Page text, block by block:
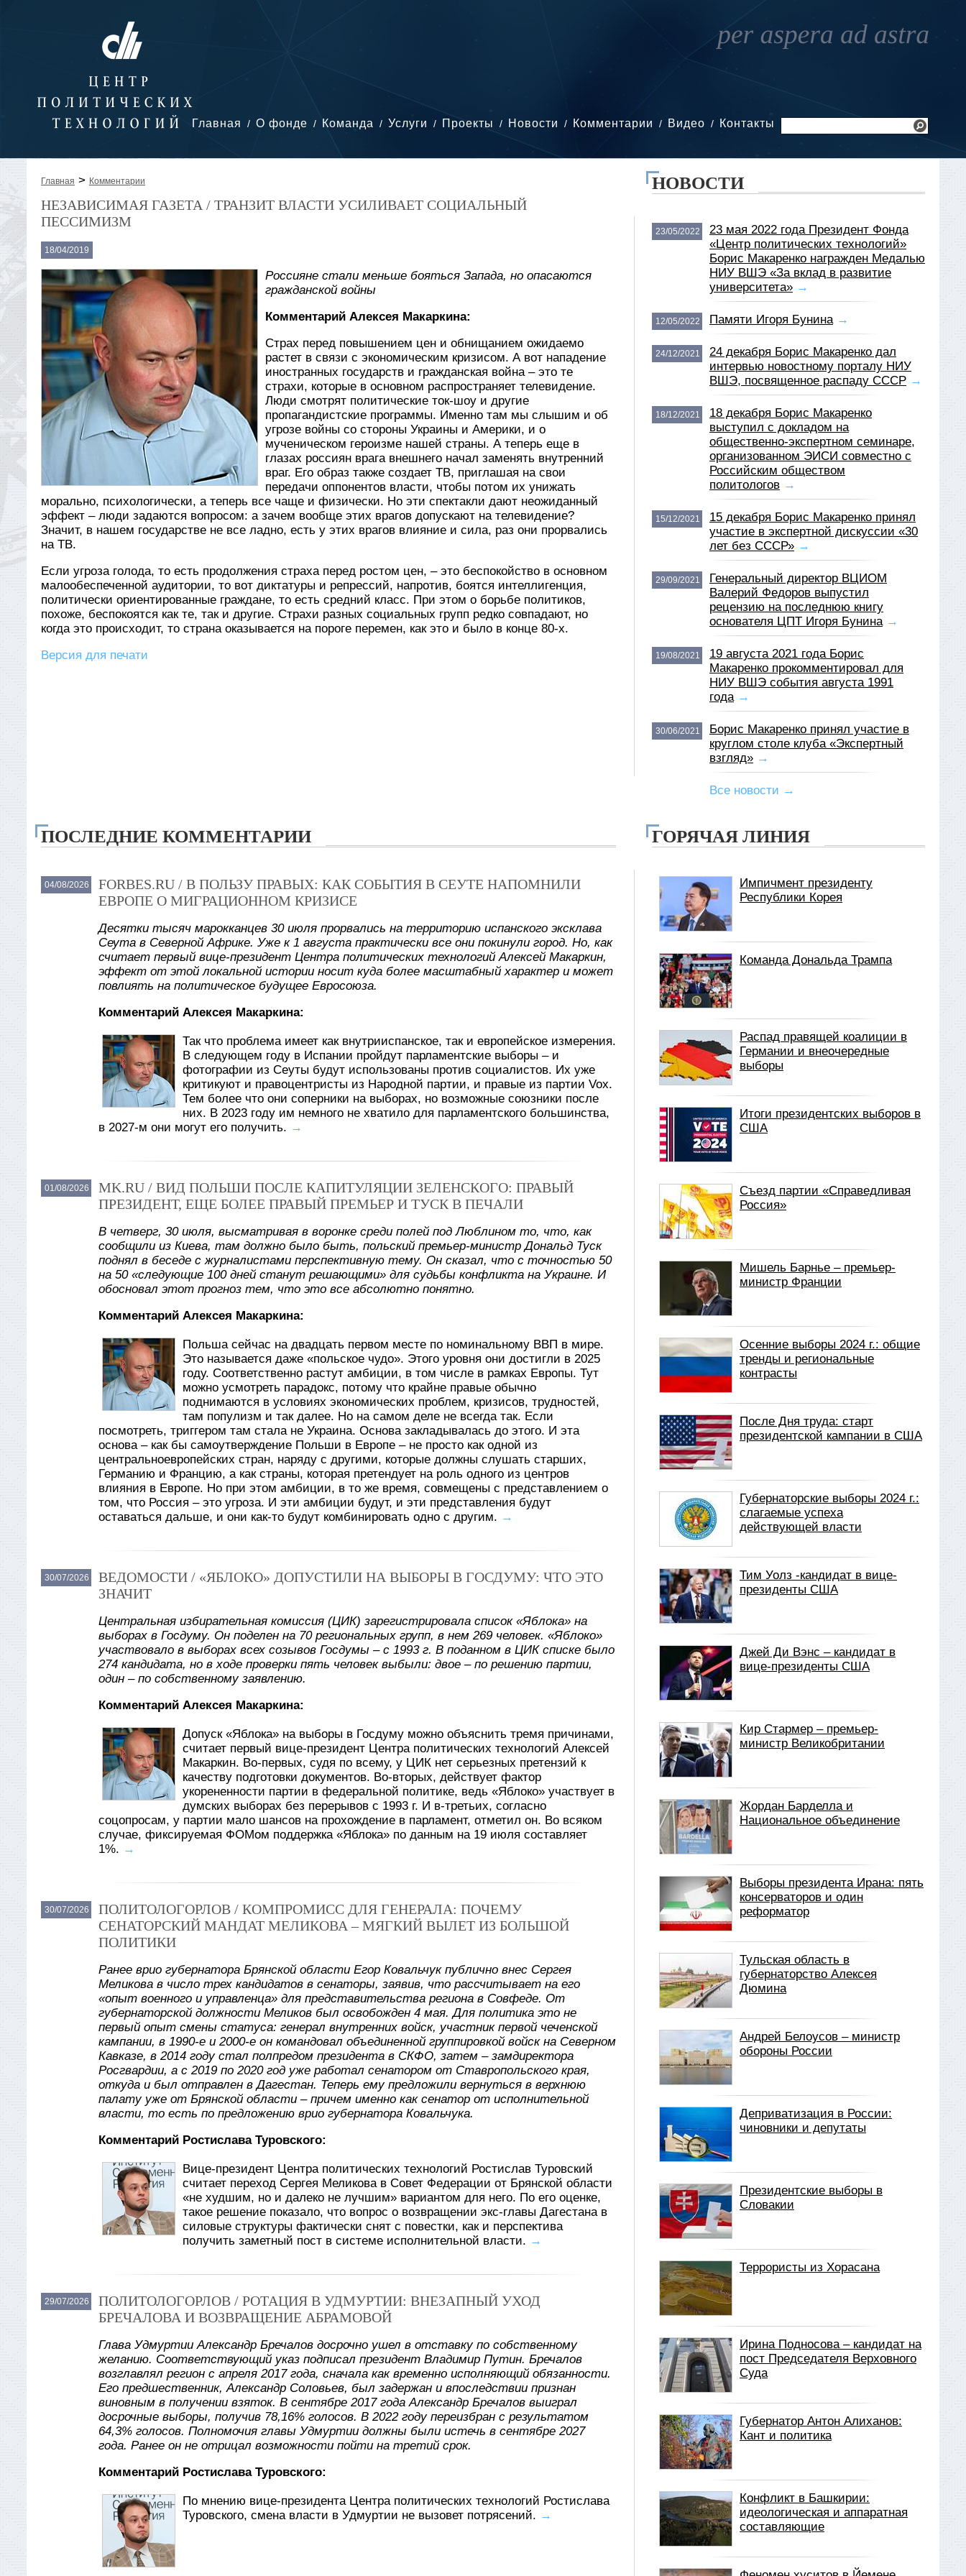
Главная О фонде Команда Услуги Проекты Новости Комментарии Видео Контакты
Главная > Комментарии
НЕЗАВИСИМАЯ ГАЗЕТА / ТРАНЗИТ ВЛАСТИ УСИЛИВАЕТ СОЦИАЛЬНЫЙ
ПЕССИМИЗМ
18/04/2019
Россияне стали меньше бояться Запада, но опасаются
гражданской войны
Комментарий Алексея Макаркина:
Страх перед повышением цен и обнищанием ожидаемо
растет в связи с экономическим кризисом. А вот нападение
иностранных государств и гражданская война – это те
страхи, которые в основном распространяет телевидение.
Люди смотрят политические ток-шоу и другие
пропагандистские программы. Именно там мы слышим и об
угрозе войны со стороны Украины и Америки, и о
мученическом героизме нашей страны. А теперь еще в
глазах россиян врага внешнего начал заменять внутренний
враг. Его образ также создает ТВ, приглашая на свои
передачи оппонентов власти, чтобы потом их унижать
морально, психологически, а теперь все чаще и физически. Но эти спектакли дают неожиданный
эффект – люди задаются вопросом: а зачем вообще этих врагов допускают на телевидение?
Значит, в нашем государстве не все ладно, есть у этих врагов влияние и сила, раз они прорвались
на ТВ.
Если угроза голода, то есть продолжения страха перед ростом цен, – это беспокойство в основном
малообеспеченной аудитории, то вот диктатуры и репрессий, напротив, боятся интеллигенция,
политически ориентированные граждане, то есть средний класс. При этом о борьбе политиков,
похоже, беспокоятся как те, так и другие. Страхи разных социальных групп редко совпадают, но
когда это происходит, то страна оказывается на пороге перемен, как это и было в конце 80-х.
Версия для печати
НОВОСТИ
23/05/2022
23 мая 2022 года Президент Фонда
«Центр политических технологий»
Борис Макаренко награжден Медалью
НИУ ВШЭ «За вклад в развитие
университета» →
12/05/2022 Памяти Игоря Бунина →
24/12/2021
24 декабря Борис Макаренко дал
интервью новостному порталу НИУ
ВШЭ, посвященное распаду СССР →
18/12/2021
18 декабря Борис Макаренко
выступил с докладом на
общественно-экспертном семинаре,
организованном ЭИСИ совместно с
Российским обществом
политологов →
15/12/2021
15 декабря Борис Макаренко принял
участие в экспертной дискуссии «30
лет без СССР» →
29/09/2021
Генеральный директор ВЦИОМ
Валерий Федоров выпустил
рецензию на последнюю книгу
основателя ЦПТ Игоря Бунина →
19/08/2021
19 августа 2021 года Борис
Макаренко прокомментировал для
НИУ ВШЭ события августа 1991
года →
30/06/2021
Борис Макаренко принял участие в
круглом столе клуба «Экспертный
взгляд» →
Все новости →
ПОСЛЕДНИЕ КОММЕНТАРИИ
04/08/2026
FORBES.RU / В ПОЛЬЗУ ПРАВЫХ: КАК СОБЫТИЯ В СЕУТЕ НАПОМНИЛИ
ЕВРОПЕ О МИГРАЦИОННОМ КРИЗИСЕ
Десятки тысяч марокканцев 30 июля прорвались на территорию испанского эксклава
Сеута в Северной Африке. Уже к 1 августа практически все они покинули город. Но, как
считает первый вице-президент Центра политических технологий Алексей Макаркин,
эффект от этой локальной истории носит куда более масштабный характер и может
повлиять на политическое будущее Евросоюза.
Комментарий Алексея Макаркина:
Так что проблема имеет как внутрииспанское, так и европейское измерения.
В следующем году в Испании пройдут парламентские выборы – и
фотографии из Сеуты будут использованы против социалистов. Их уже
критикуют и правоцентристы из Народной партии, и правые из партии Vox.
Тем более что они соперники на выборах, но возможные союзники после
них. В 2023 году им немного не хватило для парламентского большинства,
в 2027-м они могут его получить. →
01/08/2026
MK.RU / ВИД ПОЛЬШИ ПОСЛЕ КАПИТУЛЯЦИИ ЗЕЛЕНСКОГО: ПРАВЫЙ
ПРЕЗИДЕНТ, ЕЩЕ БОЛЕЕ ПРАВЫЙ ПРЕМЬЕР И ТУСК В ПЕЧАЛИ
В четверг, 30 июля, высматривая в воронке среди полей под Люблином то, что, как
сообщили из Киева, там должно было быть, польский премьер-министр Дональд Туск
поднял в беседе с журналистами перспективную тему. Он сказал, что с точностью 50
на 50 «следующие 100 дней станут решающими» для судьбы конфликта на Украине. И
обосновал этот прогноз тем, что это все абсолютно понятно.
Комментарий Алексея Макаркина:
Польша сейчас на двадцать первом месте по номинальному ВВП в мире.
Это называется даже «польское чудо». Этого уровня они достигли в 2025
году. Соответственно растут амбиции, в том числе в рамках Европы. Тут
можно усмотреть парадокс, потому что крайне правые обычно
поднимаются в условиях экономических проблем, кризисов, трудностей,
там популизм и так далее. Но на самом деле не всегда так. Если
посмотреть, триггером там стала не Украина. Основа закладывалась до этого. И эта
основа – как бы самоутверждение Польши в Европе – не просто как одной из
центральноевропейских стран, наряду с другими, которые должны слушать старших,
Германию и Францию, а как страны, которая претендует на роль одного из центров
влияния в Европе. Но при этом амбиции, в то же время, совмещены с представлением о
том, что Россия – это угроза. И эти амбиции будут, и эти представления будут
оставаться дальше, и они как-то будут комбинировать одно с другим. →
30/07/2026
ВЕДОМОСТИ / «ЯБЛОКО» ДОПУСТИЛИ НА ВЫБОРЫ В ГОСДУМУ: ЧТО ЭТО
ЗНАЧИТ
Центральная избирательная комиссия (ЦИК) зарегистрировала список «Яблока» на
выборах в Госдуму. Он поделен на 70 региональных групп, в нем 269 человек. «Яблоко»
участвовало в выборах всех созывов Госдумы – с 1993 г. В поданном в ЦИК списке было
274 кандидата, но в ходе проверки пять человек выбыли: двое – по решению партии,
один – по собственному заявлению.
Комментарий Алексея Макаркина:
Допуск «Яблока» на выборы в Госдуму можно объяснить тремя причинами,
считает первый вице-президент Центра политических технологий Алексей
Макаркин. Во-первых, судя по всему, у ЦИК нет серьезных претензий к
качеству подготовки документов. Во-вторых, действует фактор
укорененности партии в федеральной политике, ведь «Яблоко» участвует в
думских выборах без перерывов с 1993 г. И в-третьих, согласно
соцопросам, у партии мало шансов на прохождение в парламент, отметил он. Во всяком
случае, фиксируемая ФОМом поддержка «Яблока» по данным на 19 июля составляет
1%. →
30/07/2026
ПОЛИТОЛОГОРЛОВ / КОМПРОМИСС ДЛЯ ГЕНЕРАЛА: ПОЧЕМУ
СЕНАТОРСКИЙ МАНДАТ МЕЛИКОВА – МЯГКИЙ ВЫЛЕТ ИЗ БОЛЬШОЙ
ПОЛИТИКИ
Ранее врио губернатора Брянской области Егор Ковальчук публично внес Сергея
Меликова в число трех кандидатов в сенаторы, заявив, что рассчитывает на его
«опыт военного и управленца» для представительства региона в Совфеде. От
губернаторской должности Меликов был освобожден 4 мая. Для политика это не
первый опыт смены статуса: генерал внутренних войск, участник первой чеченской
кампании, в 1990-е и 2000-е он командовал объединенной группировкой войск на Северном
Кавказе, в 2014 году стал полпредом президента в СКФО, затем – замдиректора
Росгвардии, а с 2019 по 2020 год уже работал сенатором от Ставропольского края,
откуда и был отправлен в Дагестан. Теперь ему предложили вернуться в верхнюю
палату уже от Брянской области – причем именно как сенатор от исполнительной
власти, то есть по предложению врио губернатора Ковальчука.
Комментарий Ростислава Туровского:
Вице-президент Центра политических технологий Ростислав Туровский
считает переход Сергея Меликова в Совет Федерации от Брянской области
«не худшим, но и далеко не лучшим» вариантом для него. По его оценке,
такое решение показало, что вопрос о возвращении экс-главы Дагестана в
силовые структуры фактически снят с повестки, как и перспектива
получить заметный пост в системе исполнительной власти. →
29/07/2026
ПОЛИТОЛОГОРЛОВ / РОТАЦИЯ В УДМУРТИИ: ВНЕЗАПНЫЙ УХОД
БРЕЧАЛОВА И ВОЗВРАЩЕНИЕ АБРАМОВОЙ
Глава Удмуртии Александр Бречалов досрочно ушел в отставку по собственному
желанию. Соответствующий указ подписал президент Владимир Путин. Бречалов
возглавлял регион с апреля 2017 года, сначала как временно исполняющий обязанности.
Его предшественник, Александр Соловьев, был задержан и впоследствии признан
виновным в получении взяток. В сентябре 2017 года Александр Бречалов выиграл
досрочные выборы, получив 78,16% голосов. В 2022 году переизбран с результатом
64,3% голосов. Полномочия главы Удмуртии должны были истечь в сентябре 2027
года. Ранее он не отрицал возможности пойти на третий срок.
Комментарий Ростислава Туровского:
По мнению вице-президента Центра политических технологий Ростислава
Туровского, смена власти в Удмуртии не вызовет потрясений. →
ГОРЯЧАЯ ЛИНИЯ
Импичмент президенту
Республики Корея
Команда Дональда Трампа
Распад правящей коалиции в
Германии и внеочередные
выборы
Итоги президентских выборов в
США
Съезд партии «Справедливая
Россия»
Мишель Барнье – премьер-
министр Франции
Осенние выборы 2024 г.: общие
тренды и региональные
контрасты
После Дня труда: старт
президентской кампании в США
Губернаторские выборы 2024 г.:
слагаемые успеха
действующей власти
Тим Уолз -кандидат в вице-
президенты США
Джей Ди Вэнс – кандидат в
вице-президенты США
Кир Стармер – премьер-
министр Великобритании
Жордан Барделла и
Национальное объединение
Выборы президента Ирана: пять
консерваторов и один
реформатор
Тульская область в
губернаторство Алексея
Дюмина
Андрей Белоусов – министр
обороны России
Деприватизация в России:
чиновники и депутаты
Президентские выборы в
Словакии
Террористы из Хорасана
Ирина Подносова – кандидат на
пост Председателя Верховного
Суда
Губернатор Антон Алиханов:
Кант и политика
Конфликт в Башкирии:
идеологическая и аппаратная
составляющие